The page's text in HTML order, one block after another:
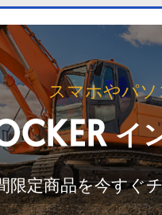
スマホやパ
イ
限定商品を今すぐ